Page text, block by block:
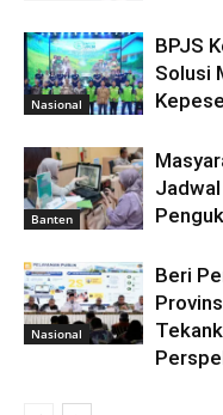
Nasional
BPJS
Solusi
Banten
Jadwal
Nasional
Beri